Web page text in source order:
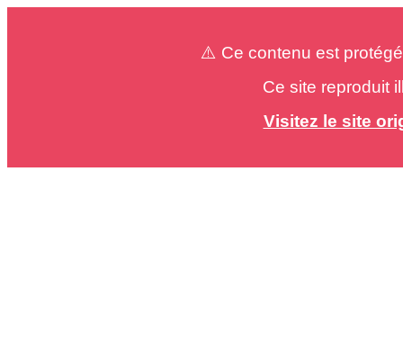
⚠️ Ce contenu est
Ce site reproduit
Visitez le site